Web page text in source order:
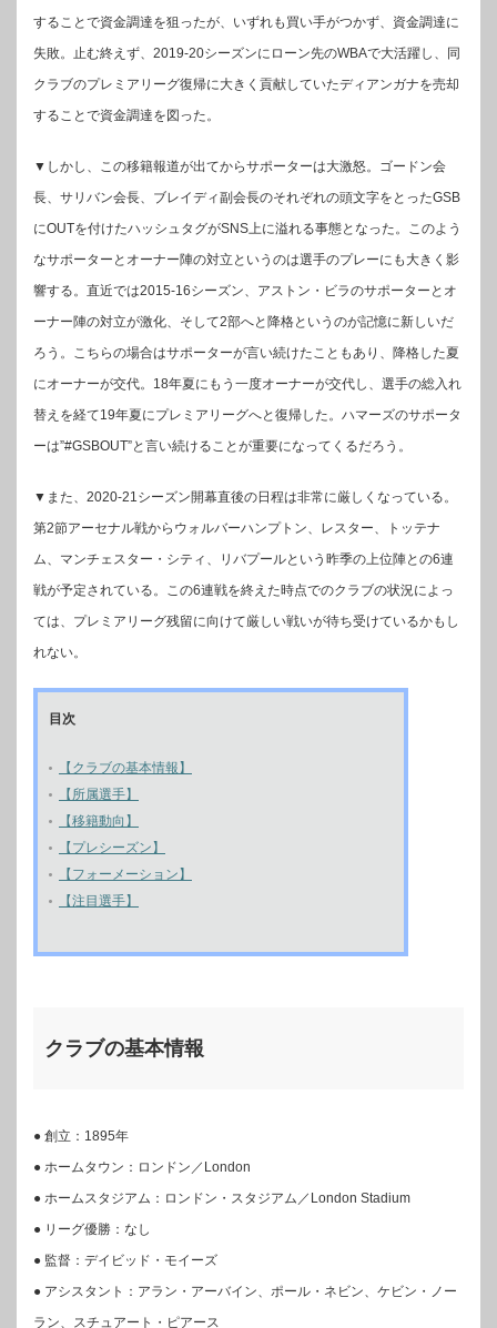
することで資金調達を狙ったが、いずれも買い手がつかず、資金調達に
失敗。止む終えず、2019-20シーズンにローン先のWBAで大活躍し、同
クラブのプレミアリーグ復帰に大きく貢献していたディアンガナを売却
することで資金調達を図った。
▼しかし、この移籍報道が出てからサポーターは大激怒。ゴードン会
長、サリバン会長、ブレイディ副会長のそれぞれの頭文字をとったGSB
にOUTを付けたハッシュタグがSNS上に溢れる事態となった。このよう
なサポーターとオーナー陣の対立というのは選手のプレーにも大きく影
響する。直近では2015-16シーズン、アストン・ビラのサポーターとオ
ーナー陣の対立が激化、そして2部へと降格というのが記憶に新しいだ
ろう。こちらの場合はサポーターが言い続けたこともあり、降格した夏
にオーナーが交代。18年夏にもう一度オーナーが交代し、選手の総入れ
替えを経て19年夏にプレミアリーグへと復帰した。ハマーズのサポータ
ーは”#GSBOUT”と言い続けることが重要になってくるだろう。
▼また、2020-21シーズン開幕直後の日程は非常に厳しくなっている。
第2節アーセナル戦からウォルバーハンプトン、レスター、トッテナ
ム、マンチェスター・シティ、リバプールという昨季の上位陣との6連
戦が予定されている。この6連戦を終えた時点でのクラブの状況によっ
ては、プレミアリーグ残留に向けて厳しい戦いが待ち受けているかもし
れない。
目次
【クラブの基本情報】
【所属選手】
【移籍動向】
【プレシーズン】
【フォーメーション】
【注目選手】
クラブの基本情報
● 創立：1895年
● ホームタウン：ロンドン／London
● ホームスタジアム：ロンドン・スタジアム／London Stadium
● リーグ優勝：なし
● 監督：デイビッド・モイーズ
● アシスタント：アラン・アーバイン、ポール・ネビン、ケビン・ノー
ラン、スチュアート・ピアース